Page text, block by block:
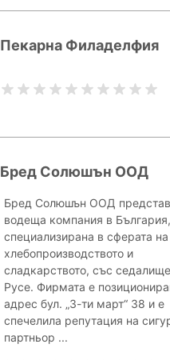
Пекарна Филаделфия
Бред Солюшън ООД
Бред Солюшън ООД
водеща компания в България,
специализирана в сферата на
хлебопроизводството и
сладкарството, със
Русе. Фирмата е
адрес бул. „3-ти март“ 38 и е
спечелила репутация на
партньор ...